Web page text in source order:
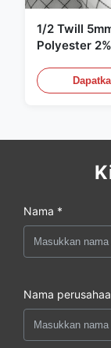
1/2 Twill
Polyester
Nama *
Nama